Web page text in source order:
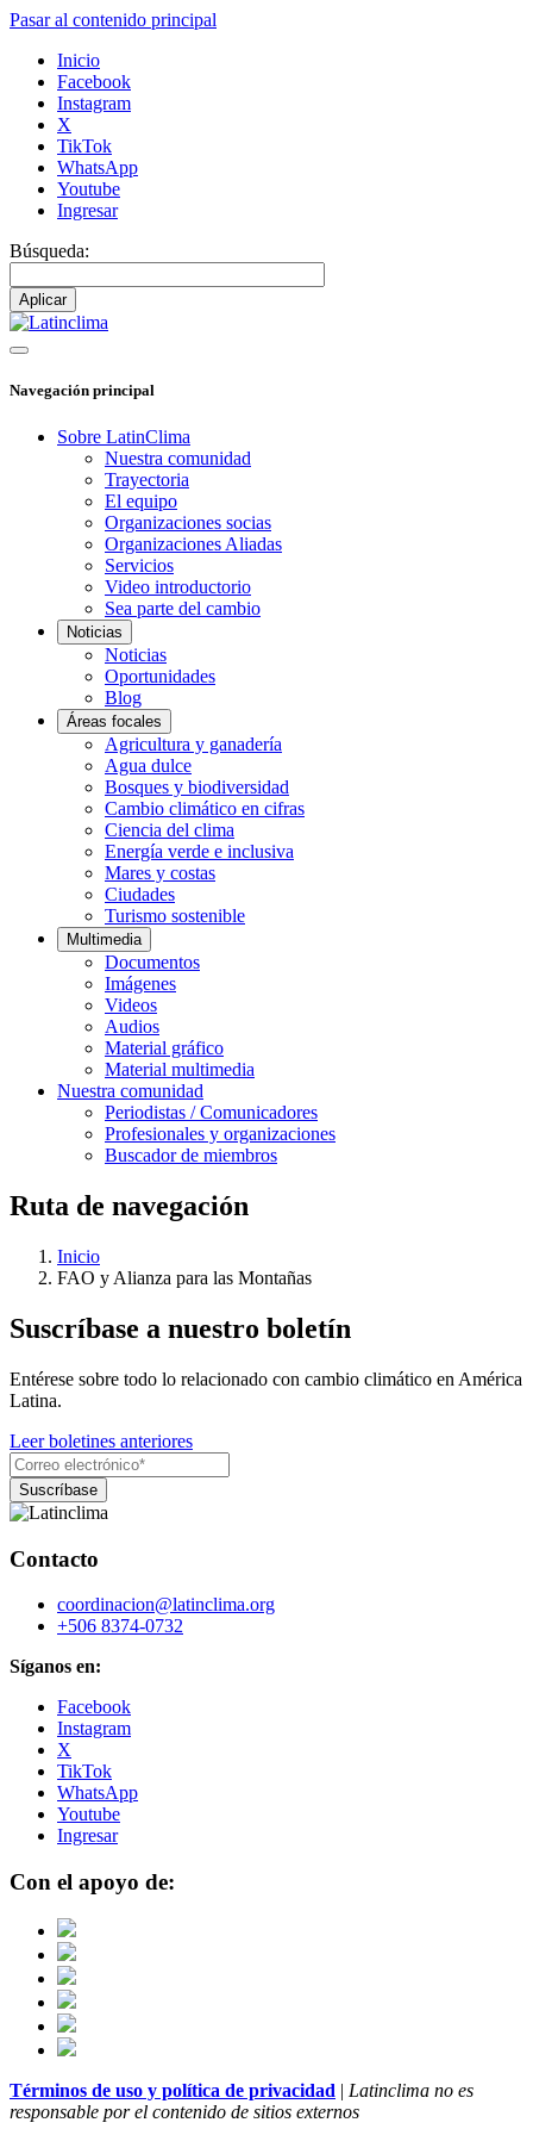
Pasar al contenido principal
Inicio
Facebook
Instagram
X
TikTok
WhatsApp
Youtube
Ingresar
Búsqueda:
Navegación principal
Sobre LatinClima
Nuestra comunidad
Trayectoria
El equipo
Organizaciones socias
Organizaciones Aliadas
Servicios
Video introductorio
Sea parte del cambio
Noticias
Noticias
Oportunidades
Blog
Áreas focales
Agricultura y ganadería
Agua dulce
Bosques y biodiversidad
Cambio climático en cifras
Ciencia del clima
Energía verde e inclusiva
Mares y costas
Ciudades
Turismo sostenible
Multimedia
Documentos
Imágenes
Videos
Audios
Material gráfico
Material multimedia
Nuestra comunidad
Periodistas / Comunicadores
Profesionales y organizaciones
Buscador de miembros
Ruta de navegación
Inicio
FAO y Alianza para las Montañas
Suscríbase a nuestro boletín
Entérese sobre todo lo relacionado con cambio climático en América
Latina.
Leer boletines anteriores
Contacto
coordinacion@latinclima.org
+506 8374-0732
Síganos en:
Facebook
Instagram
X
TikTok
WhatsApp
Youtube
Ingresar
Con el apoyo de:
Términos de uso y política de privacidad | Latinclima no es
responsable por el contenido de sitios externos